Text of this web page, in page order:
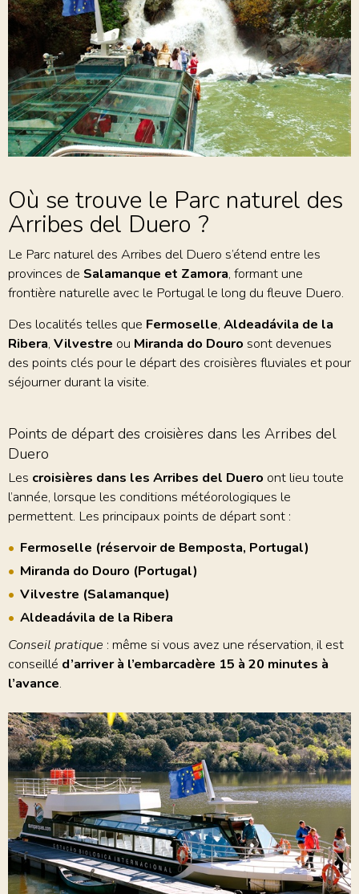
Où se trouve le Parc naturel des
Arribes del Duero ?
Le Parc naturel des Arribes del Duero s’étend entre les
provinces de Salamanque et Zamora, formant une
frontière naturelle avec le Portugal le long du fleuve Duero.
Des localités telles que Fermoselle, Aldeadávila de la
Ribera, Vilvestre ou Miranda do Douro sont devenues
des points clés pour le départ des croisières fluviales et pour
séjourner durant la visite.
Points de départ des croisières dans les Arribes del
Duero
Les croisières dans les Arribes del Duero ont lieu toute
l’année, lorsque les conditions météorologiques le
permettent. Les principaux points de départ sont :
Fermoselle (réservoir de Bemposta, Portugal)
Miranda do Douro (Portugal)
Vilvestre (Salamanque)
Aldeadávila de la Ribera
Conseil pratique : même si vous avez une réservation, il est
conseillé d’arriver à l’embarcadère 15 à 20 minutes à
l’avance.